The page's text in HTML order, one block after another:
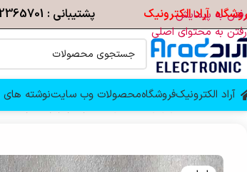
رفتن به پیمایش
رفتن به محتوای اصلی
آراد الکترونیک پشتیبانی : 09132365701
آراد الکترونیکفروشگاهمحصولات وب سایتنوشته
خانه/قطعات تلویزیون/بلندگو/بلندگو تلویزیون سونی 40W600B